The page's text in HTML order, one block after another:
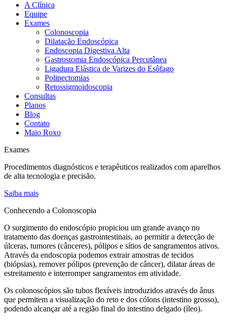
A Clínica
Equipe
Exames
Colonoscopia
Dilatação Endoscópica
Endoscopia Digestiva Alta
Gastrostomia Endoscópica Percutânea
Ligadura Elástica de Varizes do Esôfago
Polipectomias
Retossigmoidoscopia
Consultas
Planos
Blog
Contato
Maio Roxo
Exames
Procedimentos diagnósticos e terapêuticos realizados com aparelhos
de alta tecnologia e precisão.
Saiba mais
Conhecendo a Colonoscopia
O surgimento do endoscópio propiciou um grande avanço no
tratamento das doenças gastrointestinais, ao permitir a detecção de
úlceras, tumores (cânceres), pólipos e sítios de sangramentos ativos.
Através da endoscopia podemos extrair amostras de tecidos
(biópsias), remover pólipos (prevenção de câncer), dilatar áreas de
estreitamento e interromper sangramentos em atividade.
Os colonoscópios são tubos flexíveis introduzidos através do ânus
que permitem a visualização do reto e dos cólons (intestino grosso),
podendo alcançar até a região final do intestino delgado (íleo).